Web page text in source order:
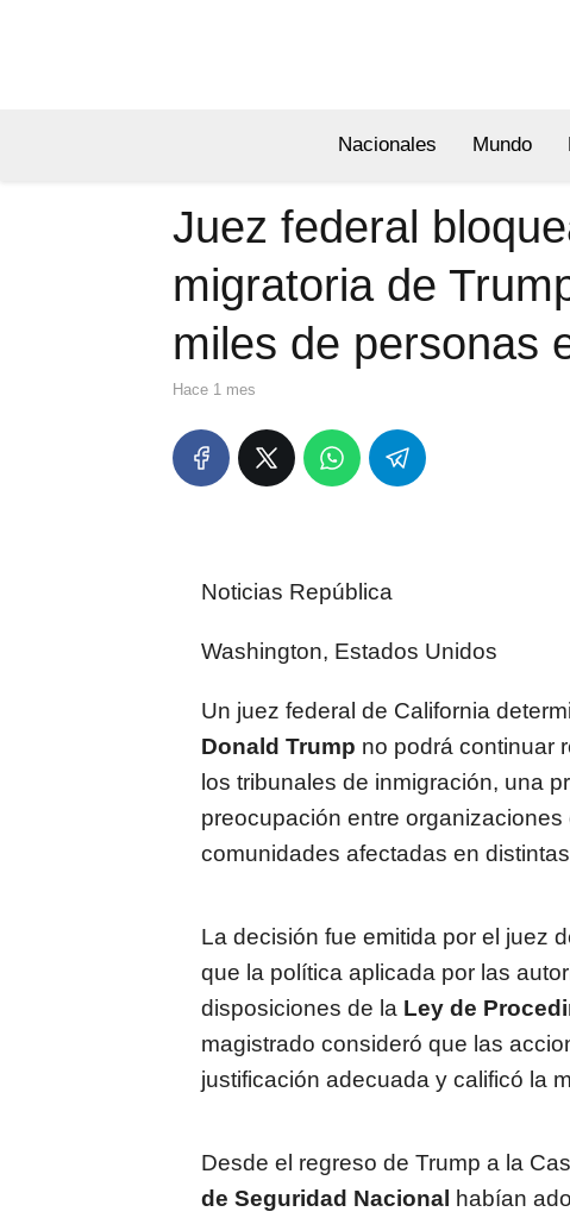
Nacionales Mundo
Juez federal
migratoria de
miles de personas
hace 1 mes
Noticias República
Washington, Estados Unidos
Un juez federal de California
Donald Trump no podrá continuar
los tribunales de inmigración, una
preocupación entre
comunidades afectadas en
La decisión fue emitida por el juez
que la política aplicada por las
disposiciones de la Ley de
magistrado consideró que las
justificación adecuada y calificó la
Desde el regreso de Trump a la
de Seguridad Nacional
habían